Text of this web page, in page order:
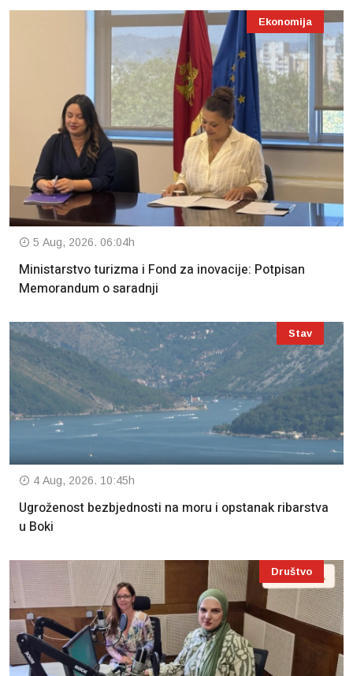
Ekonomija
5 Aug, 2026. 06:04h
Ministarstvo turizma i Fond za inovacije: Potpisan
Memorandum o saradnji
Stav
4 Aug, 2026. 10:45h
Ugroženost bezbjednosti na moru i opstanak ribarstva
u Boki
Društvo